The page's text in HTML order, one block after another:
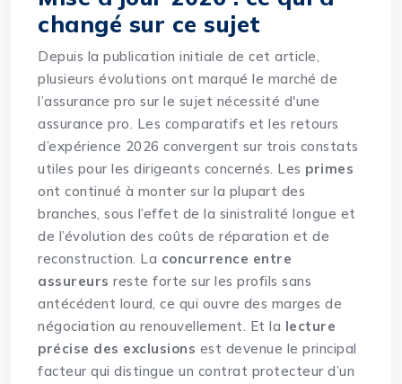
changé sur ce sujet
Depuis la publication initiale de cet article,
plusieurs évolutions ont marqué le marché de
l’assurance pro sur le sujet nécessité d'une
assurance pro. Les comparatifs et les retours
d’expérience 2026 convergent sur trois constats
utiles pour les dirigeants concernés. Les primes
ont continué à monter sur la plupart des
branches, sous l’effet de la sinistralité longue et
de l’évolution des coûts de réparation et de
reconstruction. La concurrence entre
assureurs reste forte sur les profils sans
antécédent lourd, ce qui ouvre des marges de
négociation au renouvellement. Et la lecture
précise des exclusions est devenue le principal
facteur qui distingue un contrat protecteur d’un